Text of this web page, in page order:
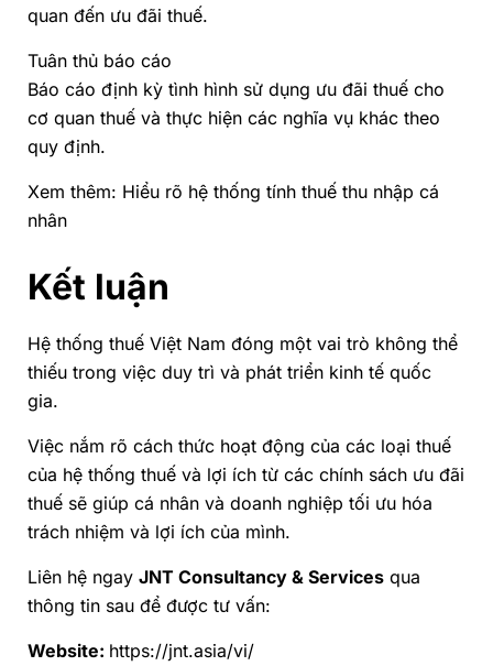
quan đến ưu đãi thuế.
Tuân thủ báo cáo
Báo cáo định kỳ tình hình sử dụng ưu đãi thuế cho
cơ quan thuế và thực hiện các nghĩa vụ khác theo
quy định.
Xem thêm: Hiểu rõ hệ thống tính thuế thu nhập cá
nhân
Kết luận
Hệ thống thuế Việt Nam đóng một vai trò không thể
thiếu trong việc duy trì và phát triển kinh tế quốc
gia.
Việc nắm rõ cách thức hoạt động của các loại thuế
của hệ thống thuế và lợi ích từ các chính sách ưu đãi
thuế sẽ giúp cá nhân và doanh nghiệp tối ưu hóa
trách nhiệm và lợi ích của mình.
Liên hệ ngay JNT Consultancy & Services qua
thông tin sau để được tư vấn:
Website: https://jnt.asia/vi/